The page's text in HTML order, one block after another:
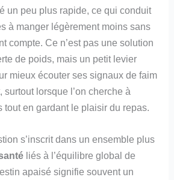
un peu plus rapide, ce qui conduit
à manger légèrement moins sans
compte. Ce n’est pas une solution
de poids, mais un petit levier
mieux écouter ses signaux de faim
surtout lorsque l’on cherche à
tout en gardant le plaisir du repas.
s’inscrit dans un ensemble plus
liés à l’équilibre global de
apaisé signifie souvent un